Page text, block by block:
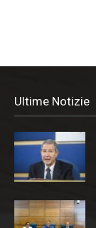
Ultime Notizie